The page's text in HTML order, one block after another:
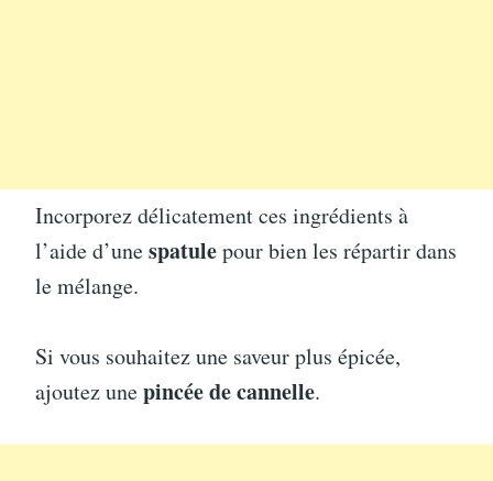
Incorporez délicatement ces ingrédients à
l’aide d’unespatulepour bien les répartir dans
le mélange.
Si vous souhaitez une saveur plus épicée,
ajoutez unepincée de cannelle.